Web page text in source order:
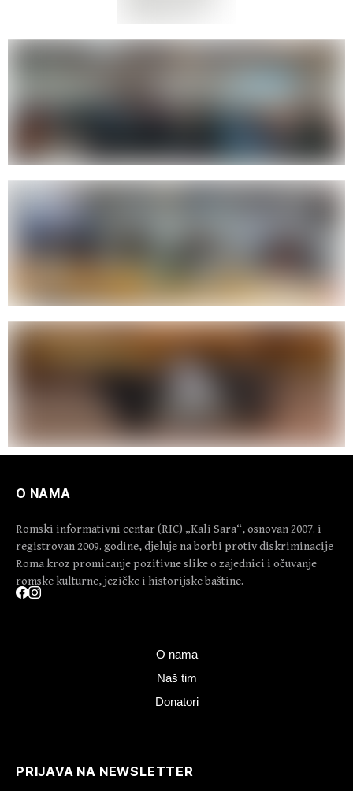
O NAMA
Romski informativni centar (RIC) „Kali Sara“, osnovan 2007. i
registrovan 2009. godine, djeluje na borbi protiv diskriminacije
Roma kroz promicanje pozitivne slike o zajednici i očuvanje
romske kulturne, jezičke i historijske baštine.
O nama
Naš tim
Donatori
PRIJAVA NA NEWSLETTER